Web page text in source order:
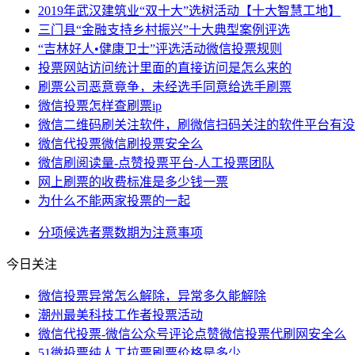
2019年武汉建筑业“双十大”选树活动【十大智慧工地】
三门县“金融支持乡村振兴”十大典型案例评选
“吉林好人•健康卫士”评选活动微信投票规则
投票网站访问统计里面的直接访问是怎么来的
刷票公司恶意竟争，未经选手同意给选手刷票
微信投票怎样查刷票ip
微信二维码刷关注软件，刷微信扫码关注的软件平台有
微信代投票微信刷投票安全么
微信刷阅读量-点赞投票平台-人工投票团队
网上刷票的收费标准是多少钱一票
为什么不能两家投票的一起
分项候选者票数期为注意事项
今日关注
微信投票异常怎么解除，异常多久能解除
潮州最美科技工作者投票活动
微信代投票-微信公众号评论点赞微信投票代刷网安全么